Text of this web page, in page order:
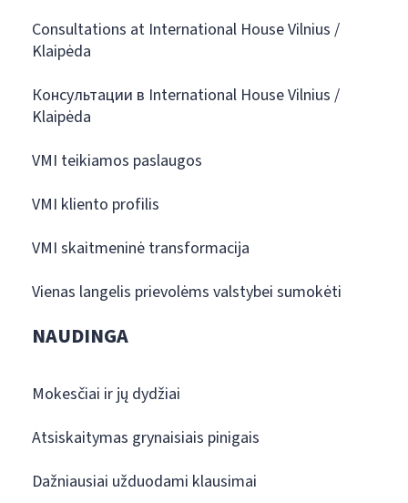
Consultations at International House Vilnius /
Klaipėda
Консультации в International House Vilnius /
Klaipėda
VMI teikiamos paslaugos
VMI kliento profilis
VMI skaitmeninė transformacija
Vienas langelis prievolėms valstybei sumokėti
NAUDINGA
Mokesčiai ir jų dydžiai
Atsiskaitymas grynaisiais pinigais
Dažniausiai užduodami klausimai